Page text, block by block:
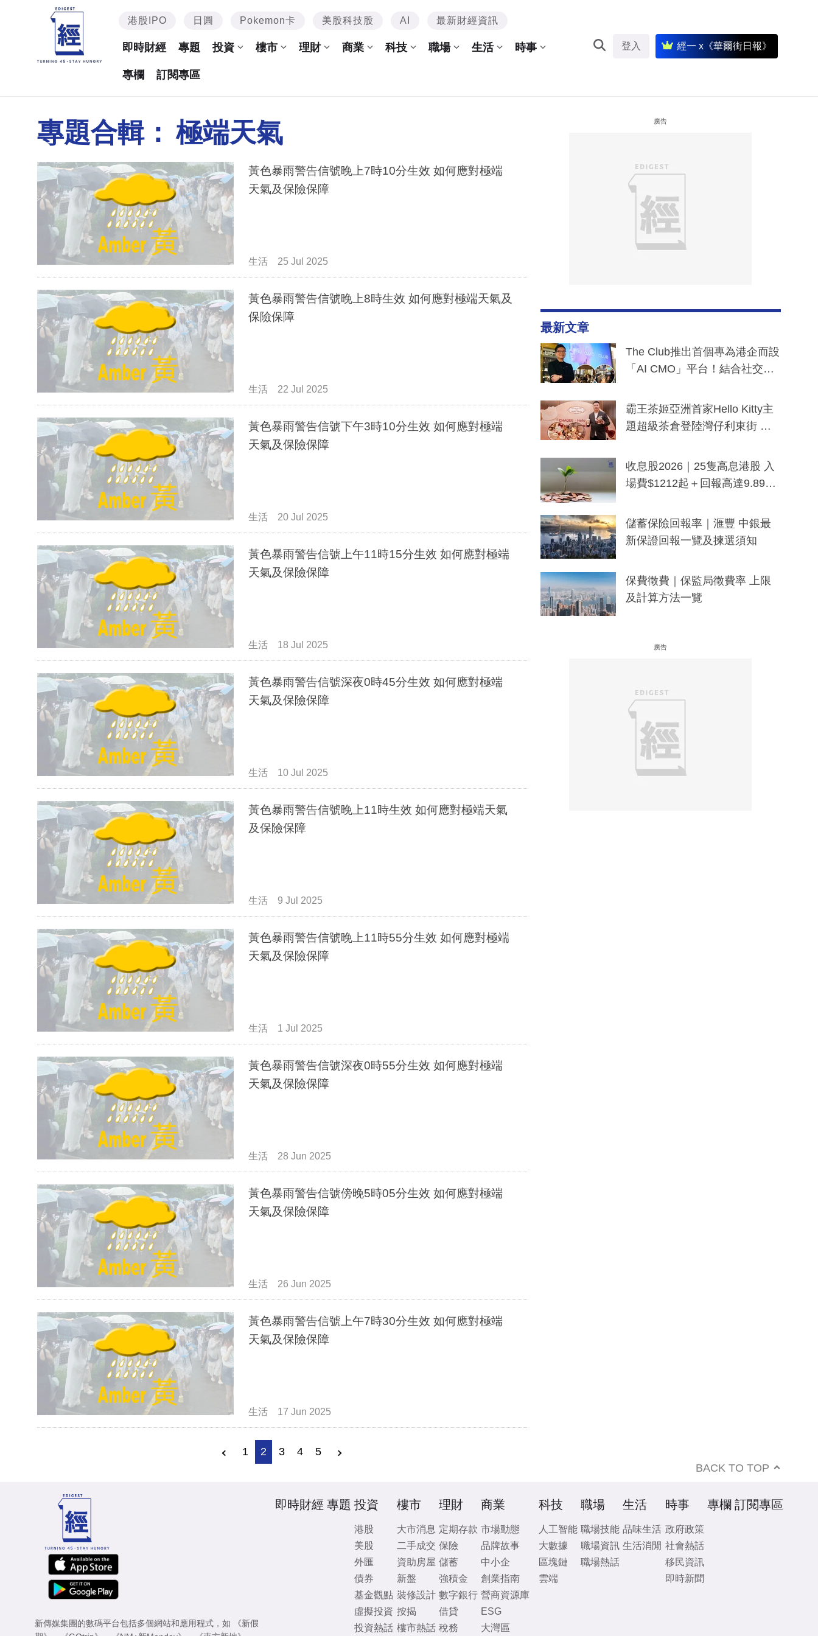
港股IPO 日圓 Pokemon卡 美股科技股 AI 最新財經資訊
即時財經 專題 投資 樓市 理財 商業 科技 職場 生活 時事
專欄 訂閱專區
登入 經一 x《華爾街日報》
專題合輯： 極端天氣
黃色暴雨警告信號晚上7時10分生效 如何應對極端
天氣及保險保障
生活 25 Jul 2025
黃色暴雨警告信號晚上8時生效 如何應對極端天氣及
保險保障
生活 22 Jul 2025
黃色暴雨警告信號下午3時10分生效 如何應對極端
天氣及保險保障
生活 20 Jul 2025
黃色暴雨警告信號上午11時15分生效 如何應對極端
天氣及保險保障
生活 18 Jul 2025
黃色暴雨警告信號深夜0時45分生效 如何應對極端
天氣及保險保障
生活 10 Jul 2025
黃色暴雨警告信號晚上11時生效 如何應對極端天氣
及保險保障
生活 9 Jul 2025
黃色暴雨警告信號晚上11時55分生效 如何應對極端
天氣及保險保障
生活 1 Jul 2025
黃色暴雨警告信號深夜0時55分生效 如何應對極端
天氣及保險保障
生活 28 Jun 2025
黃色暴雨警告信號傍晚5時05分生效 如何應對極端
天氣及保險保障
生活 26 Jun 2025
黃色暴雨警告信號上午7時30分生效 如何應對極端
天氣及保險保障
生活 17 Jun 2025
1 2 3 4 5
廣告
最新文章
The Club推出首個專為港企而設
「AI CMO」平台！結合社交聆
分鐘生成「貼地」宣傳短片
霸王茶姬亞洲首家Hello Kitty主
題超級茶倉登陸灣仔利東街 推
y及香港限定特調系列
收息股2026｜25隻高息港股 入
場費$1212起＋回報高達9.89
儲蓄保險回報率｜滙豐 中銀最
新保證回報一覽及揀選須知
保費徵費｜保監局徵費率 上限
及計算方法一覽
廣告
BACK TO TOP
新傳媒集團的數碼平台包括多個網站和應用程式，如
《新假
即時財經 專題 投資
港股
美股
外匯
債券
基金觀點
虛擬投資
投資熱話
樓市
大市消息
二手成交
資助房屋
新盤
裝修設計
按揭
樓市熱話
理財
定期存款
保險
儲蓄
強積金
數字銀行
借貸
稅務
商業
市場動態
品牌故事
中小企
創業指南
營商資源庫
ESG
大灣區
科技
人工智能
大數據
區塊鏈
雲端
職場
職場技能
職場資訊
職場熱話
生活
品味生活
生活消閒
時事
政府政策
社會熱話
移民資訊
即時新聞
專欄 訂閱專區